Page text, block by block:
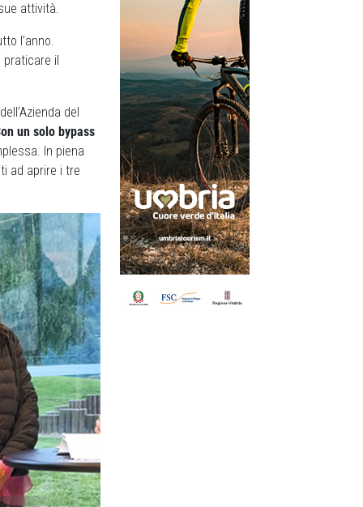
attività.
l’anno.
il
del
un solo bypass
In piena
ad aprire i tre